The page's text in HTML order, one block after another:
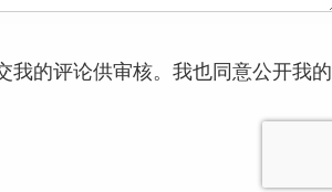
我的评论供审核。我也同意公开我的